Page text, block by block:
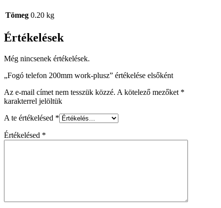
Tömeg 0.20 kg
Értékelések
Még nincsenek értékelések.
„Fogó telefon 200mm work-plusz” értékelése elsőként
Az e-mail címet nem tesszük közzé. A kötelező mezőket *
karakterrel jelöltük
A te értékelésed *
Értékelésed *